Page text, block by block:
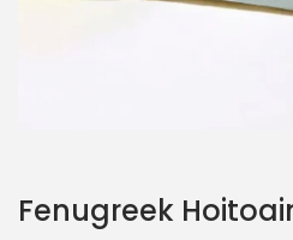
Fenugreek